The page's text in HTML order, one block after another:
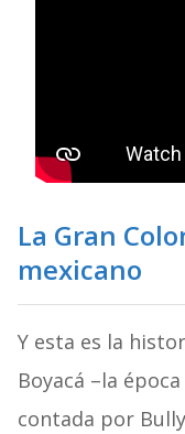
La Gran
mexicano
Y esta es la
Boyacá –la
contada por